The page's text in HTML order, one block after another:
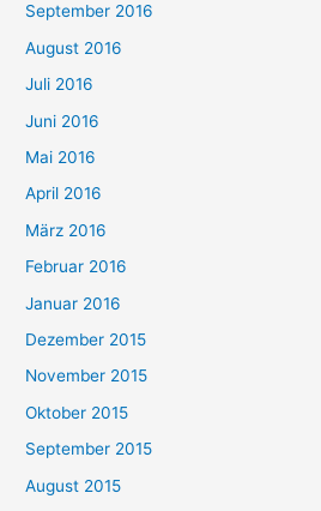
September 2016
August 2016
Juli 2016
Juni 2016
Mai 2016
April 2016
März 2016
Februar 2016
Januar 2016
Dezember 2015
November 2015
Oktober 2015
September 2015
August 2015